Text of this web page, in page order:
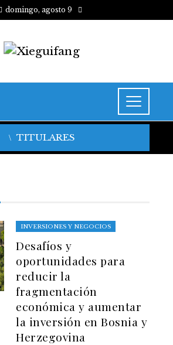
domingo, agosto 9
TITULARES
INVERSIONES Y NEGOCIOS
Desafíos y
oportunidades para
reducir la
fragmentación
económica y aumentar
la inversión en Bosnia y
Herzegovina